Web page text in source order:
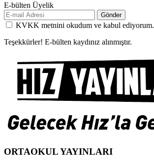
E-bülten Üyelik
Gönder
KVKK metnini okudum ve kabul ediyorum.
Teşekkürler! E-bülten kaydınız alınmıştır.
ORTAOKUL YAYINLARI